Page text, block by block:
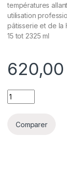
températures
utilisation
pâtisserie et de la
15 tot 2325 ml
620,00
Comparer